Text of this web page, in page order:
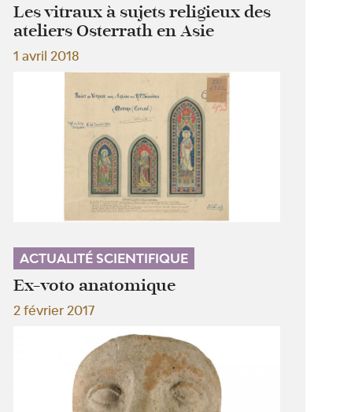
Les vitraux à sujets religieux des
ateliers Osterrath en Asie
1 avril 2018
ACTUALITÉ SCIENTIFIQUE
Ex-voto anatomique
2 février 2017